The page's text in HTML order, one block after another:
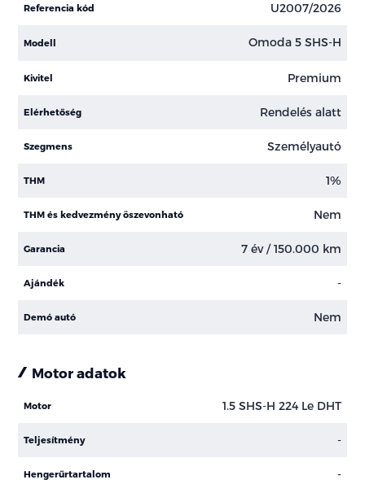
Referencia kód U2007/2026
Modell Omoda 5 SHS-H
Kivitel Premium
Elérhetőség Rendelés alatt
Szegmens Személyautó
THM 1%
THM és kedvezmény öszevonható Nem
Garancia 7 év / 150.000 km
Ajándék -
Demó autó Nem
Motor adatok
Motor 1.5 SHS-H 224 Le DHT
Teljesítmény -
Hengerűrtartalom -